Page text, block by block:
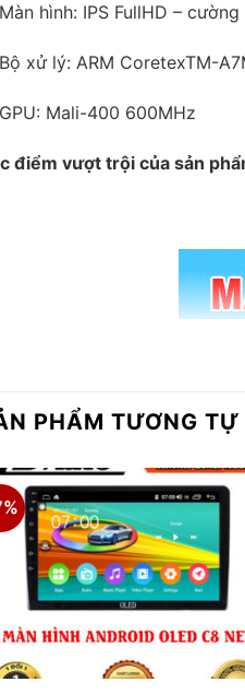
hình: IPS FullHD – cường
xử lý: ARM CoretexTM-
Mali-400 600MHz
điểm vượt trội của sản
PHẨM TƯƠNG TỰ